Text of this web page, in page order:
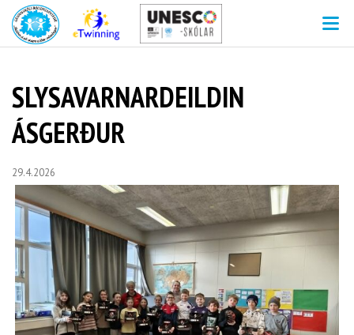
SLYSAVARNARDEILDIN
ÁSGERÐUR
29.4.2026